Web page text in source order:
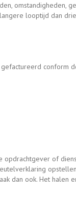
omstandigheden,
looptijd dan
conform
opdrachtgever of
dan ook. Het halen